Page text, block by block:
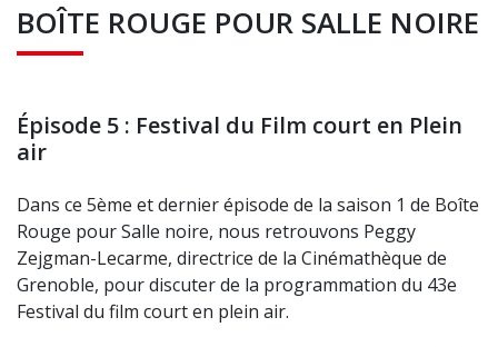
BOÎTE ROUGE POUR SALLE NOIRE
Épisode 5 : Festival du Film court en Plein
air
Dans ce 5ème et dernier épisode de la saison 1 de Boîte
Rouge pour Salle noire, nous retrouvons Peggy
Zejgman-Lecarme, directrice de la Cinémathèque de
Grenoble, pour discuter de la programmation du 43e
Festival du film court en plein air.